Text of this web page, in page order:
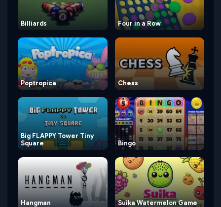
Billiards Four in a Row
Poptropica Chess
Big FLAPPY Tower Tiny
Square
Bingo
Hangman Suika Watermelon Game